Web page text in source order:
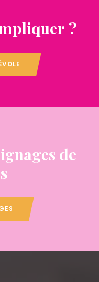
?
de